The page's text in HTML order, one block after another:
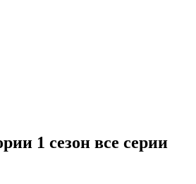
1 сезон все серии